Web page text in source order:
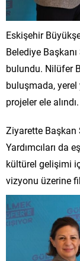
Eskişehir
Belediye
bulundu. Nilüfer
buluşmada, yerel
projeler ele alındı.
Ziyarette Başkan
Yardımcıları da
kültürel gelişimi
vizyonu üzerine